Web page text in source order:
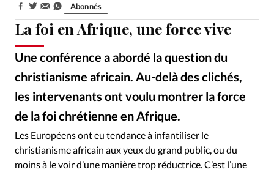
Opinions
Faire un don
Emploi
Se connecter
Édition: Internationale
Devise:CHF
La foi en Afrique, une force vive
Une conférence a abordé la question du
christianisme africain. Au-delà des clichés,
les intervenants ont voulu montrer la force
de la foi chrétienne en Afrique.
Partager: Abonnés
Les Européens ont eu tendance à infantiliser le
christianisme africain aux yeux du grand public, ou du
moins à le voir d’une manière trop réductrice. C’est l’une